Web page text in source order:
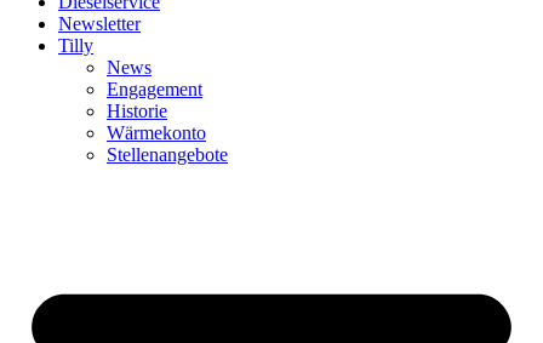
Newsletter
Tilly
News
Engagement
Historie
Wärmekonto
Stellenangebote